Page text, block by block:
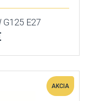
G125 E27
AKCIA